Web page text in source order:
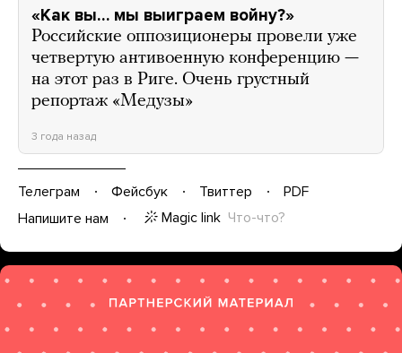
«Как вы… мы выиграем войну?»
Российские оппозиционеры провели уже
четвертую антивоенную конференцию —
на этот раз в Риге. Очень грустный
репортаж «Медузы»
3 года назад
Телеграм Фейсбук Твиттер
PDF
Напишите нам
Magic link Что-что?